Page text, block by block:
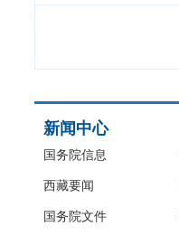
新闻中心
国务院信息
西藏要闻
国务院文件